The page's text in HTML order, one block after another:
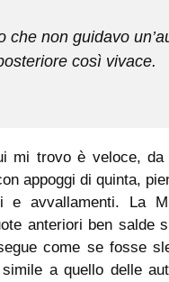
che non guidavo
così vivace.
mi trovo è veloce, da
appoggi di quinta,
e avvallamenti. La
anteriori ben salde
come se fosse
simile a quello delle